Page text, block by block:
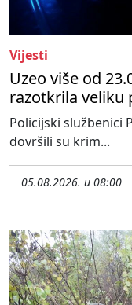
Vijesti
Uzeo više od
razotkrila veliku
Policijski službenici
dovršili su krim...
05.08.2026. u 08:00